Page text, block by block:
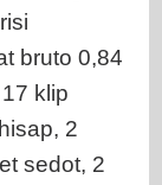
bruto 0,84
klip
2
sedot, 2